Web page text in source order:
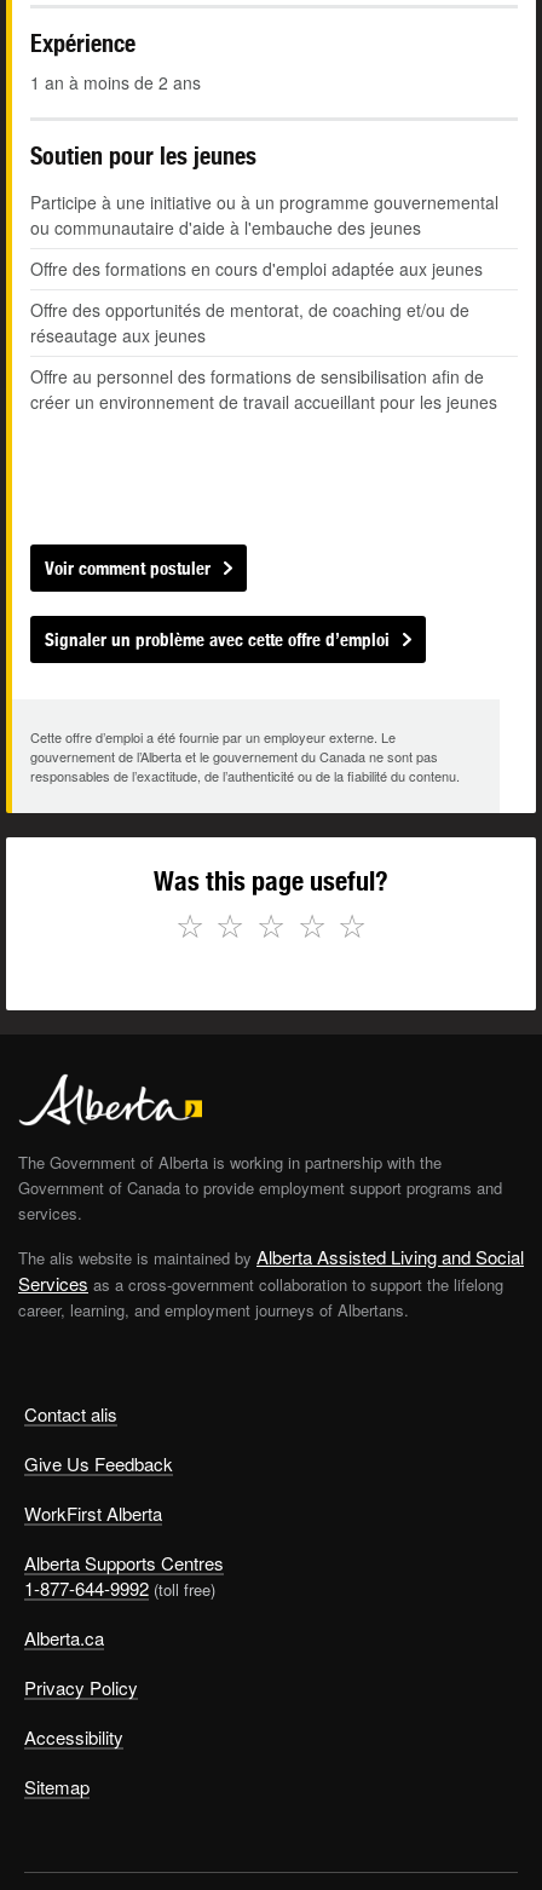
Expérience
1 an à moins de 2 ans
Soutien pour les jeunes
Participe à une initiative ou à un programme gouvernemental
ou communautaire d'aide à l'embauche des jeunes
Offre des formations en cours d'emploi adaptée aux jeunes
Offre des opportunités de mentorat, de coaching et/ou de
réseautage aux jeunes
Offre au personnel des formations de sensibilisation afin de
créer un environnement de travail accueillant pour les jeunes
Voir comment postuler
Signaler un problème avec cette offre d’emploi
Cette offre d’emploi a été fournie par un employeur externe. Le
gouvernement de l’Alberta et le gouvernement du Canada ne sont pas
responsables de l’exactitude, de l’authenticité ou de la fiabilité du contenu.
Was this page useful?
☆
☆
☆
☆
☆
Contact alis
Give Us Feedback
WorkFirst Alberta
Alberta Supports Centres
1-877-644-9992 (toll free)
Alberta.ca
Privacy Policy
Accessibility
Sitemap
The Government of Alberta is working in partnership with the
Government of Canada to provide employment support programs and
services.
The alis website is maintained by Alberta Assisted Living and Social
Services as a cross-government collaboration to support the lifelong
career, learning, and employment journeys of Albertans.